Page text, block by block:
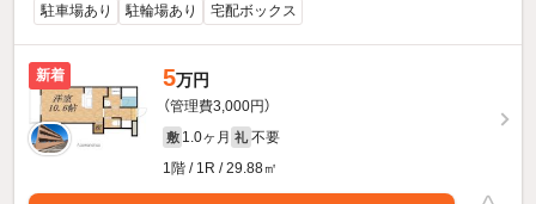
駐車場あり 駐輪場あり 宅配ボックス
新着 5万円
（管理費3,000円）
敷 1.0ヶ月 礼 不要
1階 / 1R / 29.88㎡